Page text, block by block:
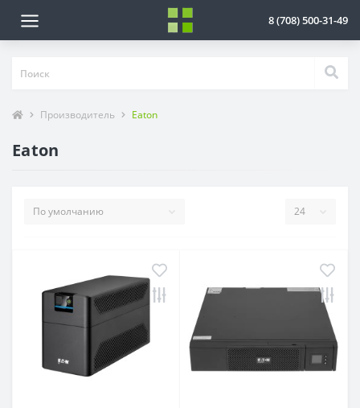
8 (708) 500-31-49
Производитель Eaton
Eaton